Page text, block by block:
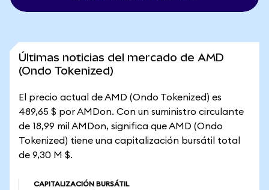
Últimas noticias del mercado de AMD
(Ondo Tokenized)
El precio actual de AMD (Ondo Tokenized) es
489,65 $ por AMDon. Con un suministro circulante
de 18,99 mil AMDon, significa que AMD (Ondo
Tokenized) tiene una capitalización bursátil total
de 9,30 M $.
CAPITALIZACIÓN BURSÁTIL